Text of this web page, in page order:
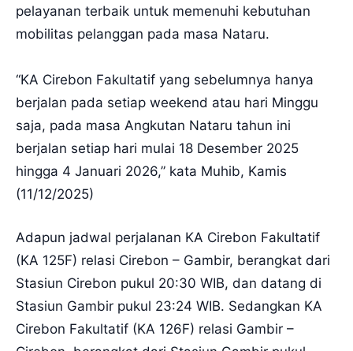
pelayanan terbaik untuk memenuhi kebutuhan
mobilitas pelanggan pada masa Nataru.
“KA Cirebon Fakultatif yang sebelumnya hanya
berjalan pada setiap weekend atau hari Minggu
saja, pada masa Angkutan Nataru tahun ini
berjalan setiap hari mulai 18 Desember 2025
hingga 4 Januari 2026,” kata Muhib, Kamis
(11/12/2025)
Adapun jadwal perjalanan KA Cirebon Fakultatif
(KA 125F) relasi Cirebon – Gambir, berangkat dari
Stasiun Cirebon pukul 20:30 WIB, dan datang di
Stasiun Gambir pukul 23:24 WIB. Sedangkan KA
Cirebon Fakultatif (KA 126F) relasi Gambir –